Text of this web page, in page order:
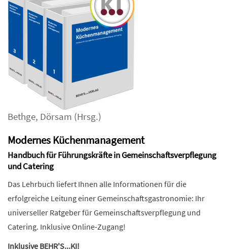
Bethge, Dörsam (Hrsg.)
Modernes Küchenmanagement
Handbuch für Führungskräfte in Gemeinschaftsverpflegung
und Catering
Das Lehrbuch liefert Ihnen alle Informationen für die
erfolgreiche Leitung einer Gemeinschaftsgastronomie: Ihr
universeller Ratgeber für Gemeinschaftsverpflegung und
Catering. Inklusive Online-Zugang!
Inklusive BEHR'S...KI!